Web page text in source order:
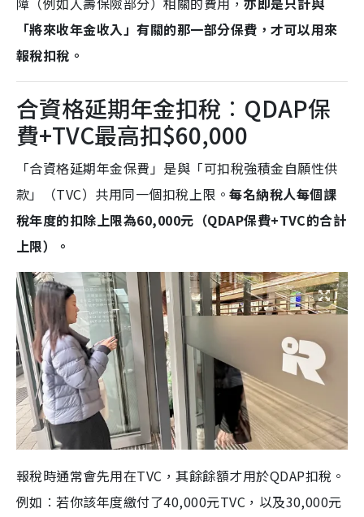
「將來收年金收入」有關的那一部分保費，才可以用來
報稅扣稅。
合資格延期年金扣稅︰QDAP保
費+TVC最高扣$60,000
「合資格延期年金保費」是與「可扣稅強積金自願性供
款」（TVC）共用同一個扣稅上限。每名納稅人每個課
稅年度的扣除上限為60,000元（QDAP保費+TVC的合計
上限）。
報稅時通常會先用在TVC，其餘餘額才用於QDAP扣稅。
例如︰若你該年度繳付了40,000元TVC，以及30,000元